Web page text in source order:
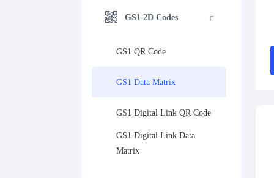
GS1 2D Codes
GS1 QR Code
GS1 Data Matrix
GS1 Digital Link QR Code
GS1 Digital Link Data
Matrix